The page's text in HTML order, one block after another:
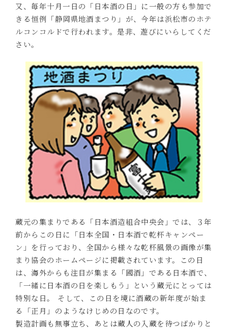
又、毎年十月一日の「日本酒の日」に一般の方も参加で
きる恒例「静岡県地酒まつり」が、今年は浜松市のホテ
ルコンコルドで行われます。是非、遊びにいらしてくだ
さい。
蔵元の集まりである「日本酒造組合中央会」では、３年
前からこの日に「日本全国・日本酒で乾杯キャンペー
ン」を行っており、全国から様々な乾杯風景の画像が集
まり協会のホームページに掲載されています。この日
は、海外からも注目が集まる「國酒」である日本酒で、
「一緒に日本酒の日を楽しもう」という蔵元にとっては
特別な日。 そして、この日を境に酒蔵の新年度が始ま
る「正月」のようなけじめの日なのです。
製造計画も無事立ち、あとは蔵人の入蔵を待つばかりと